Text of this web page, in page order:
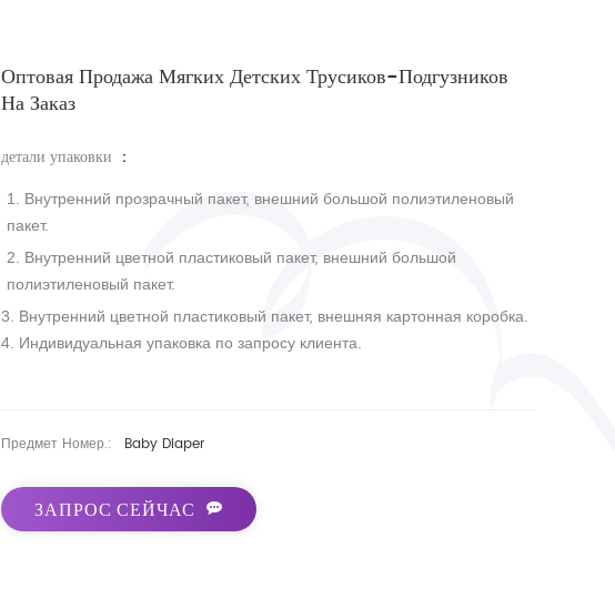
Оптовая Продажа Мягких Детских Трусиков-Подгузников
На Заказ
детали упаковки ：
1. Внутренний прозрачный пакет, внешний большой полиэтиленовый
пакет.
2. Внутренний цветной пластиковый пакет, внешний большой
полиэтиленовый пакет.
3. Внутренний цветной пластиковый пакет, внешняя картонная коробка.
4. Индивидуальная упаковка по запросу клиента.
Предмет Номер.: Baby Diaper
ЗАПРОС СЕЙЧАС